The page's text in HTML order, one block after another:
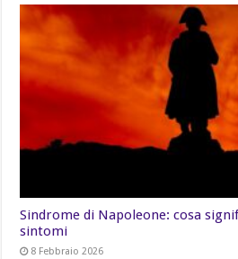
Sindrome di Napoleone: cosa
sintomi
8 Febbraio 2026